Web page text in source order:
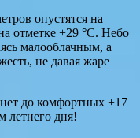
опустятся на
отметке +29 °C. Небо
малооблачным, а
не давая жаре
до комфортных +17
летнего дня!